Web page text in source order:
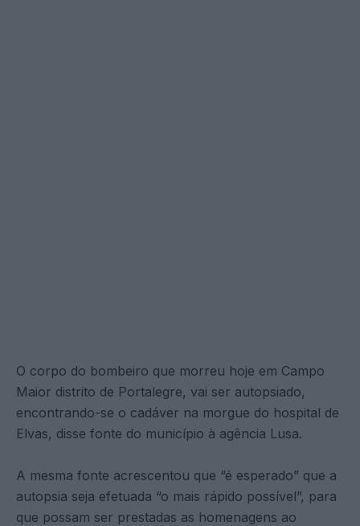
O corpo do bombeiro que morreu hoje em Campo
Maior distrito de Portalegre, vai ser autopsiado,
encontrando-se o cadáver na morgue do hospital de
Elvas, disse fonte do município à agência Lusa.
A mesma fonte acrescentou que “é esperado” que a
autopsia seja efetuada “o mais rápido possível”, para
que possam ser prestadas as homenagens ao